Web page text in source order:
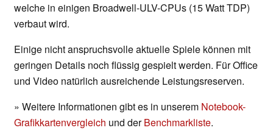
welche in einigen Broadwell-ULV-CPUs (15 Watt TDP)
verbaut wird.
Einige nicht anspruchsvolle aktuelle Spiele können mit
geringen Details noch flüssig gespielt werden. Für Office
und Video natürlich ausreichende Leistungsreserven.
» Weitere Informationen gibt es in unserem Notebook-
Grafikkartenvergleich und derBenchmarkliste.